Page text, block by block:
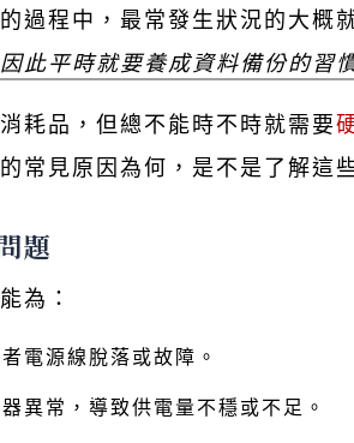
過程中，最常發生狀況的大概
此平時就要養成資料備份的習
耗品，但總不能時不時就需要
常見原因為何，是不是了解這
題
為：
電源線脫落或故障。
異常，導致供電量不穩或不足。